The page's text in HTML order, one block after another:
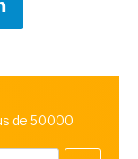
de 50000